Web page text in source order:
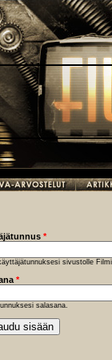
*
sivustolle
*
salasana.